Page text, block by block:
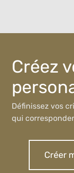
Créez
Définissez vos
qui
Créer